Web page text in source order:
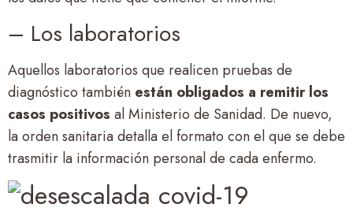
– Los laboratorios
Aquellos laboratorios que realicen pruebas de
diagnóstico también están obligados a remitir los
casos positivos al Ministerio de Sanidad. De nuevo,
la orden sanitaria detalla el formato con el que se debe
trasmitir la información personal de cada enfermo.